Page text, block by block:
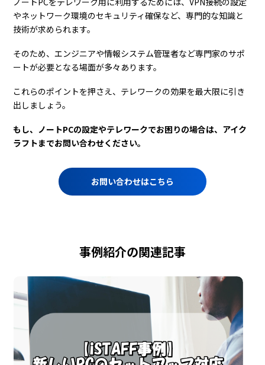
やネットワーク環境のセキュリティ確保など、専門的な知識と
技術が求められます。
そのため、エンジニアや情報システム管理者など専門家のサポ
ートが必要となる場面が多々あります。
これらのポイントを押さえ、テレワークの効果を最大限に引き
出しましょう。
もし、ノートPCの設定やテレワークでお困りの場合は、アイク
ラフトまでお問い合わせください。
お問い合わせはこちら
事例紹介の関連記事